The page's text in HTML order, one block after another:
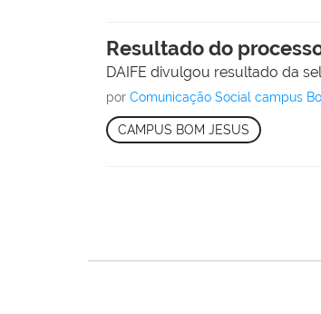
Resultado do
DAIFE divulgou resultado da
porComunicação Social campus
CAMPUS BOM JESUS